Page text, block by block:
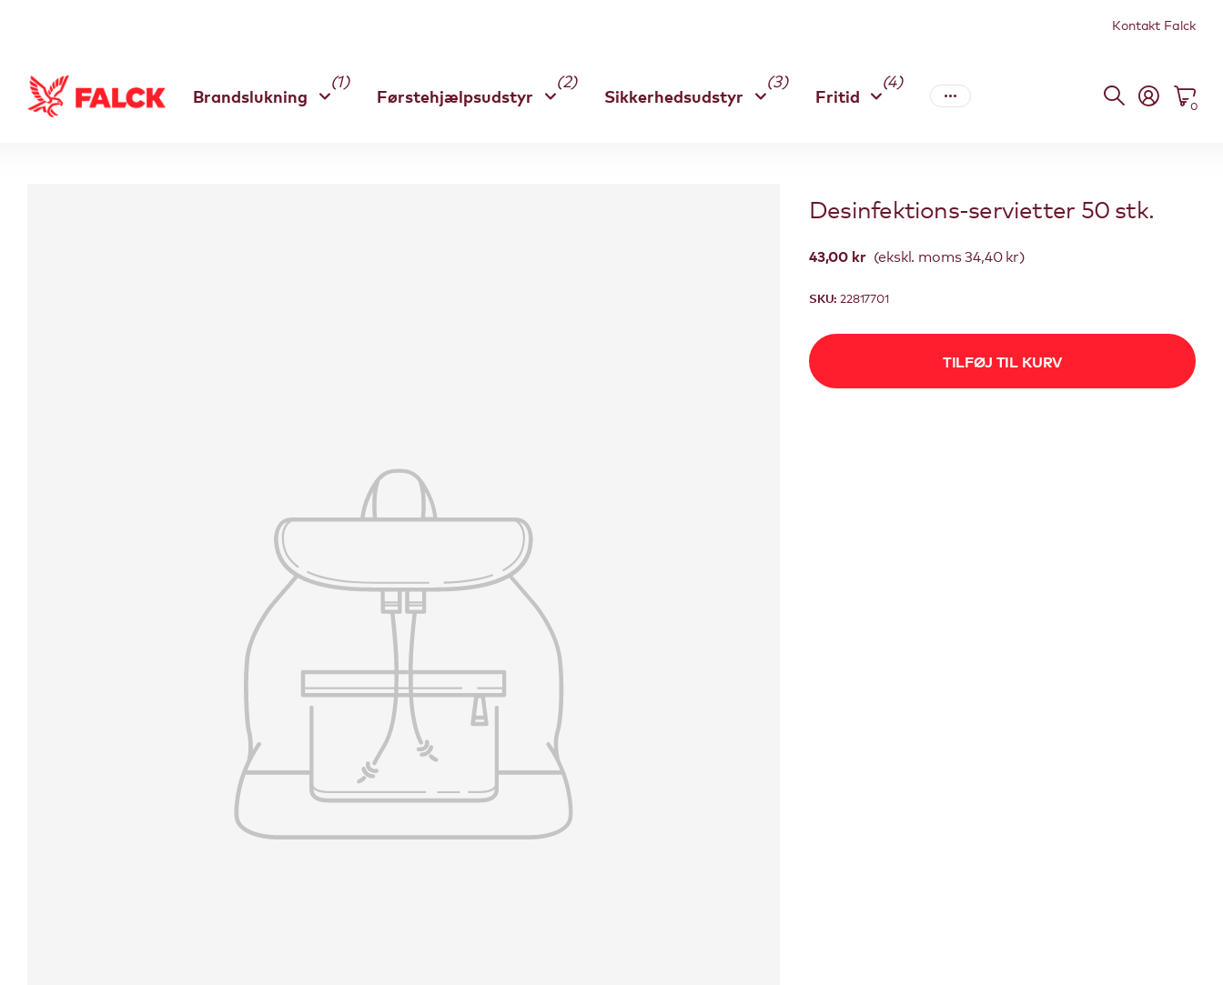
Kontakt Falck
Brandslukning
(1)
Førstehjælpsudstyr
(2)
Sikkerhedsudstyr
(3)
Fritid
(4)
0
Desinfektions-servietter 50 stk.
43,00 kr (ekskl. moms 34,40 kr)
SKU: 22817701
TILFØJ TIL KURV